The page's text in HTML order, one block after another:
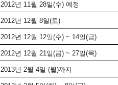
2012년 11월 28일(수) 예정
2012년 12월 8일(토)
2012년 12월 12일(수) ~ 14일(금)
2012년 12월 21일(금) ~ 27일(목)
2013년 2월 4일 (월)까지